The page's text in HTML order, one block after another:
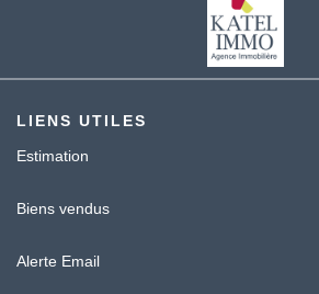
LIENS UTILES
Estimation
Biens vendus
Alerte Email